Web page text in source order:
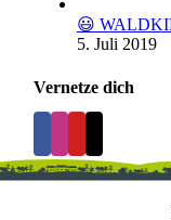
😃
5. Juli 2019
Vernetze dich